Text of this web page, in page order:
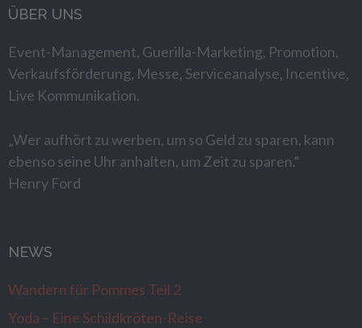
ÜBER UNS
Event-Management, Guerilla-Marketing, Promotion,
Verkaufsförderung, Messe, Serviceanalyse, Incentive,
Live Kommunikation.
„Wer aufhört zu werben, um so Geld zu sparen, kann
ebenso seine Uhr anhalten, um Zeit zu sparen.“
Henry Ford
NEWS
Wandern für Pommes Teil 2
Yoda – Eine Schildkröten-Reise